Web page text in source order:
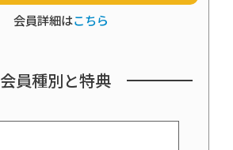
会員詳細はこちら
会員種別と特典